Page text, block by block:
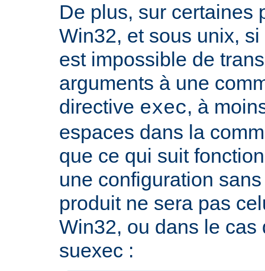
De plus, sur certaines
Win32, et sous unix,
est impossible de
arguments à une
directive exec, à
espaces dans la
que ce qui suit
une configuration
produit ne sera pas
Win32, ou dans le cas
suexec :